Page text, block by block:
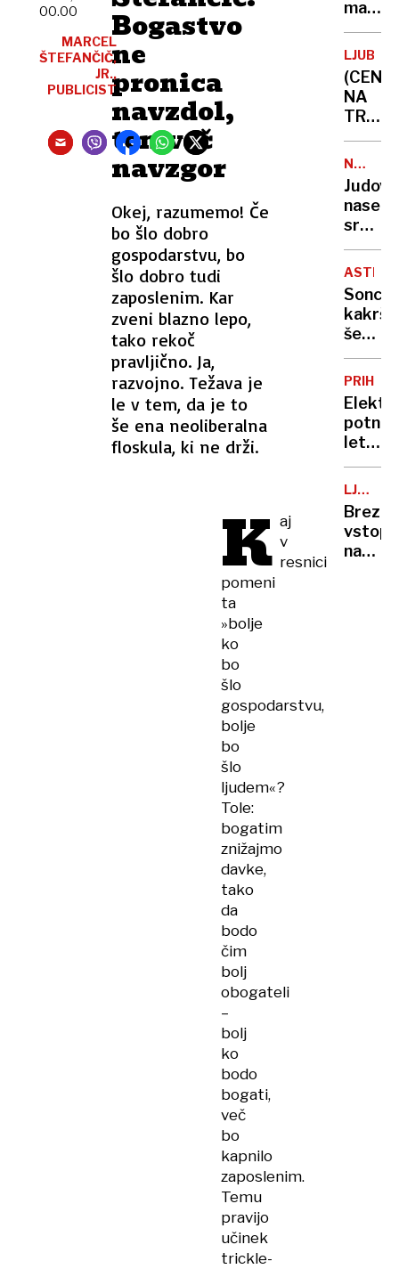
Bogastvo
ne
pronica
navzdol,
temveč
navzgor
Okej, razumemo! Če
bo šlo dobro
gospodarstvu, bo
šlo dobro tudi
zaposlenim. Kar
zveni blazno lepo,
tako rekoč
pravljično. Ja,
razvojno. Težava je
le v tem, da je to
še ena neoliberalna
floskula, ki ne drži.
00.00
MARCEL
ŠTEFANČIČ,
JR.,
PUBLICIST
K aj
v
resnici
pomeni
ta
»bolje
ko
bo
šlo
gospodarstvu,
bolje
bo
šlo
ljudem«?
Tole:
bogatim
znižajmo
davke,
tako
da
bodo
čim
bolj
obogateli
–
bolj
ko
bodo
bogati,
več
bo
kapnilo
zaposlenim.
Temu
pravijo
učinek
trickle-
malih
novi
stroški
že
s
in
Sheina
(CENE
NA
uničuje
pa
še
nikoli
niso
bile
tako
sladke
sredi
noči
požgali
vas
na
bregu,
več
Sonce,
še
nismo
videli:
novi
razkrili
doslej
letala
niso
več
le
po
na